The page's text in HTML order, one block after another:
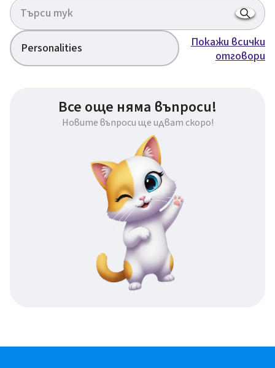
Personalities
Покажи всички
отговори
Все още няма въпроси!
Новите въпроси ще идват скоро!